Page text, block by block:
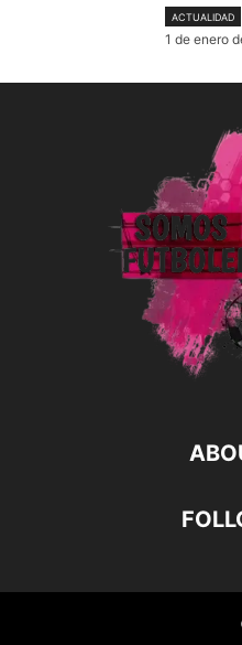
ACTUALIDAD
1 de enero